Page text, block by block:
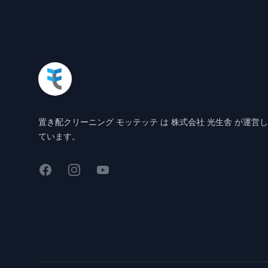
置き配クリーニング モッテッテ は 株式会社 光生舎 が運営し
ています。
FacebookInstagramYouTube